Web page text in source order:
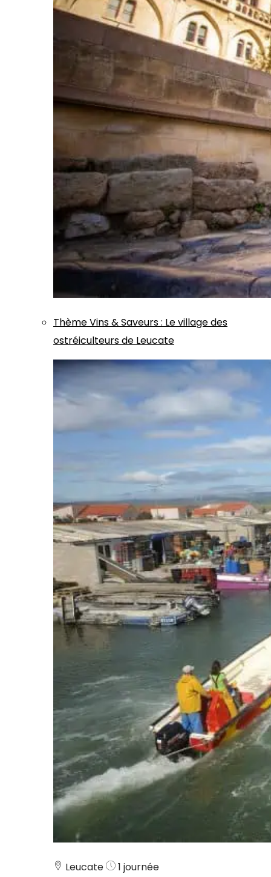
ThèmeVins & Saveurs: Le village des
ostréiculteurs de Leucate
Leucate
1 journée